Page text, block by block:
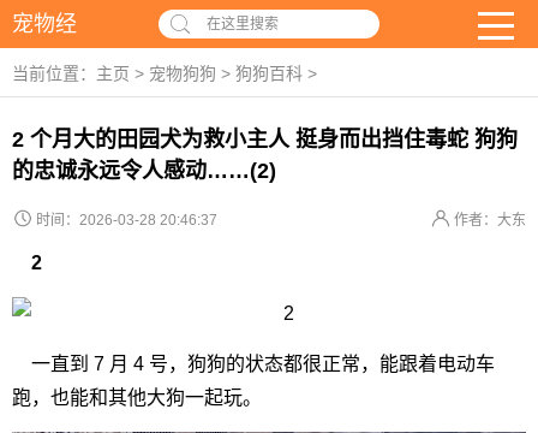
宠物经 在这里搜索
当前位置： 主页 > 宠物狗狗 > 狗狗百科 >
2 个月大的田园犬为救小主人 挺身而出挡住毒蛇 狗狗
的忠诚永远令人感动……(2)
时间：2026-03-28 20:46:37 作者：大东
2
一直到 7 月 4 号，狗狗的状态都很正常，能跟着电动车
跑，也能和其他大狗一起玩。